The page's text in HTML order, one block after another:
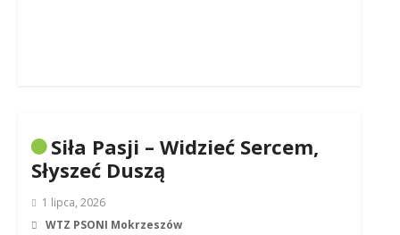
Siła Pasji – Widzieć Sercem,
Słyszeć Duszą
1 lipca, 2026
WTZ PSONI Mokrzeszów